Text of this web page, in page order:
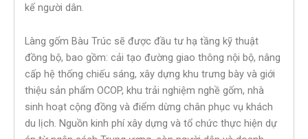
kế người dân.
Làng gốm Bàu Trúc sẽ được đầu tư hạ tầng kỹ thuật
đồng bộ, bao gồm: cải tạo đường giao thông nội bộ, nâng
cấp hệ thống chiếu sáng, xây dựng khu trưng bày và giới
thiệu sản phẩm OCOP, khu trải nghiệm nghề gốm, nhà
sinh hoạt cộng đồng và điểm dừng chân phục vụ khách
du lịch. Nguồn kinh phí xây dựng và tổ chức thực hiện dự